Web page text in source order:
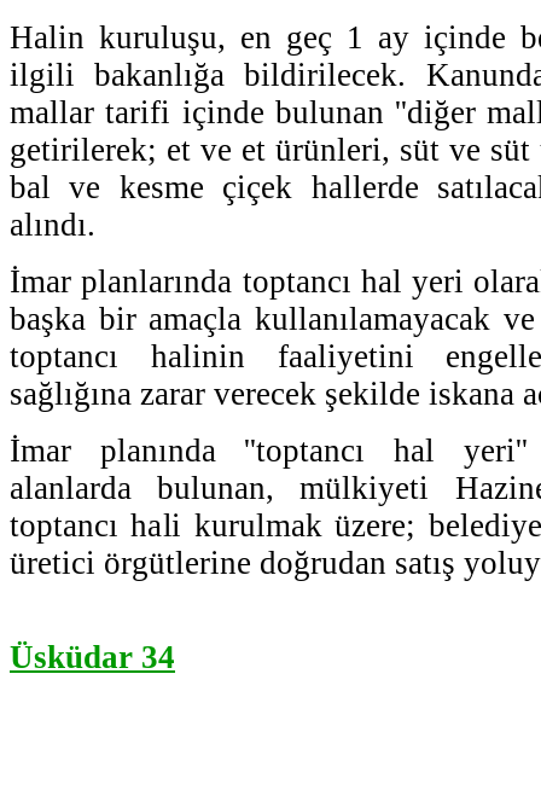
Halin kuruluşu, en geç 1 ay içinde
ilgili bakanlığa bildirilecek.
mallar tarifi içinde bulunan ''diğer
getirilerek; et ve et ürünleri, süt ve
bal ve kesme çiçek hallerde
alındı.
İmar planlarında toptancı hal yeri
başka bir amaçla kullanılamayacak
toptancı halinin faaliyetini
sağlığına zarar verecek şekilde iskana
İmar planında ''toptancı hal
alanlarda bulunan, mülkiyeti
toptancı hali kurulmak üzere;
üretici örgütlerine doğrudan satış
Üsküdar 34